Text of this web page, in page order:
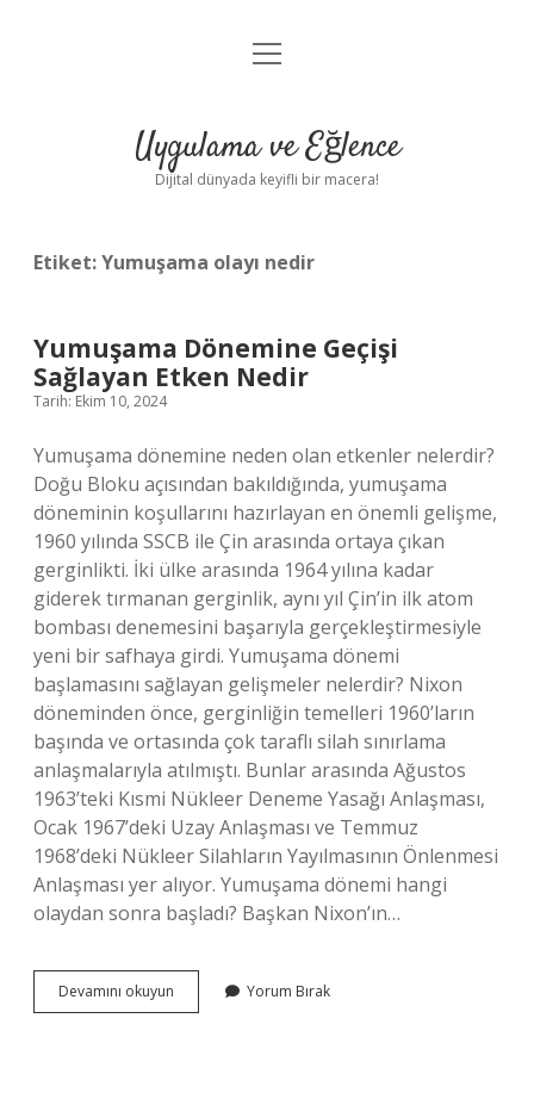
Anasayfa
Yasal Uyarı
menüyü
Uygulama ve Eğlence
Dijital dünyada keyifli bir macera!
Etiket:Yumuşama olayı nedir
Yumuşama Dönemine Geçişi
Sağlayan Etken Nedir
Tarih: Ekim 10, 2024
Yumuşama dönemine neden olan etkenler nelerdir?
Doğu Bloku açısından bakıldığında, yumuşama
döneminin koşullarını hazırlayan en önemli gelişme,
1960 yılında SSCB ile Çin arasında ortaya çıkan
gerginlikti. İki ülke arasında 1964 yılına kadar
giderek tırmanan gerginlik, aynı yıl Çin’in ilk atom
bombası denemesini başarıyla gerçekleştirmesiyle
yeni bir safhaya girdi. Yumuşama dönemi
başlamasını sağlayan gelişmeler nelerdir? Nixon
döneminden önce, gerginliğin temelleri 1960’ların
başında ve ortasında çok taraflı silah sınırlama
anlaşmalarıyla atılmıştı. Bunlar arasında Ağustos
1963’teki Kısmi Nükleer Deneme Yasağı Anlaşması,
Ocak 1967’deki Uzay Anlaşması ve Temmuz
1968’deki Nükleer Silahların Yayılmasının Önlenmesi
Anlaşması yer alıyor. Yumuşama dönemi hangi
olaydan sonra başladı? Başkan Nixon’ın…
Devamını okuyun Yumuşama
Dönemine
Yorum Bırak